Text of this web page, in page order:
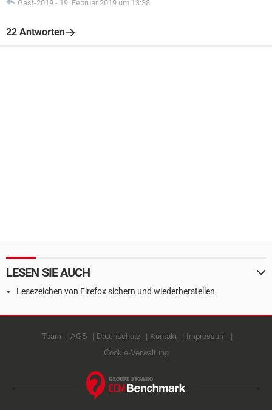
Gast-2019 - 19. Februar 2019 um 13:38
22 Antworten
LESEN SIE AUCH
Lesezeichen von Firefox sichern und wiederherstellen
Team AGB Datenschutz Kontakt
Impressum
Cookie-Verwaltung